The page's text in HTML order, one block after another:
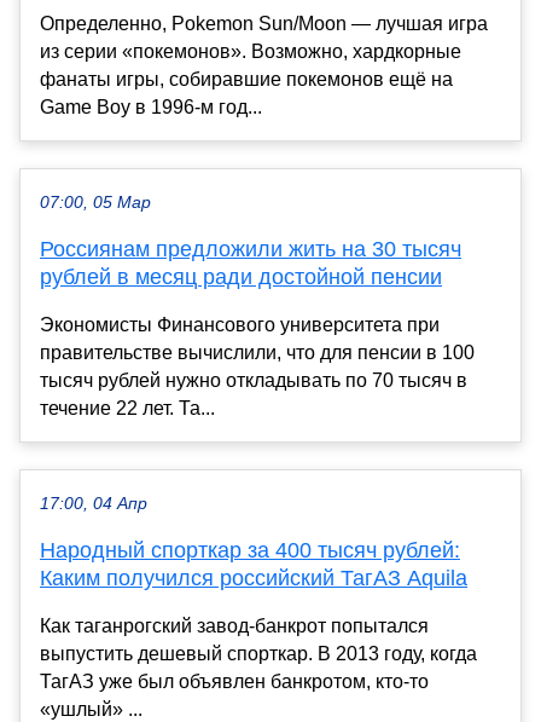
Определенно, Pokemon Sun/Moon — лучшая игра
из серии «покемонов». Возможно, хардкорные
фанаты игры, собиравшие покемонов ещё на
Game Boy в 1996-м год...
07:00, 05 Мар
Россиянам предложили жить на 30 тысяч
рублей в месяц ради достойной пенсии
Экономисты Финансового университета при
правительстве вычислили, что для пенсии в 100
тысяч рублей нужно откладывать по 70 тысяч в
течение 22 лет. Та...
17:00, 04 Апр
Народный спорткар за 400 тысяч рублей:
Каким получился российский ТагАЗ Aquila
Как таганрогский завод-банкрот попытался
выпустить дешевый спорткар. В 2013 году, когда
ТагАЗ уже был объявлен банкротом, кто-то
«ушлый» ...